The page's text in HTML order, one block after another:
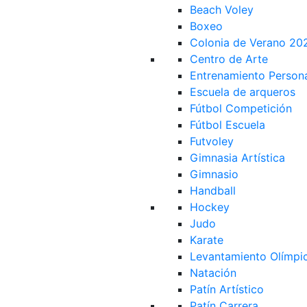
Beach Voley
Boxeo
Colonia de Verano
Centro de Arte
Entrenamiento
Escuela de arqueros
Fútbol Competición
Fútbol Escuela
Futvoley
Gimnasia Artística
Gimnasio
Handball
Hockey
Judo
Karate
Levantamiento
Natación
Patín Artístico